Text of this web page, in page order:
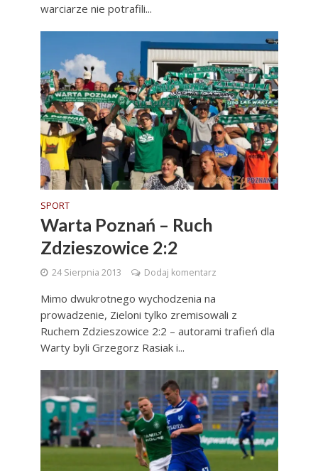
warciarze nie potrafili...
SPORT
Warta Poznań – Ruch
Zdzieszowice 2:2
24 Sierpnia 2013 Dodaj komentarz
Mimo dwukrotnego wychodzenia na
prowadzenie, Zieloni tylko zremisowali z
Ruchem Zdzieszowice 2:2 – autorami trafień dla
Warty byli Grzegorz Rasiak i...